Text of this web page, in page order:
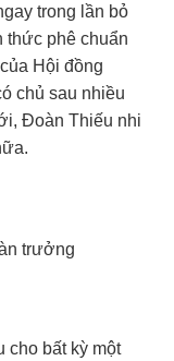
trong lần bỏ
thức phê chuẩn
Hội đồng
chủ sau nhiều
Đoàn Thiếu nhi
cho bất kỳ một